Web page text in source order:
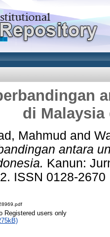
di Malaysia
Mahmud and
antara
Kanun:
ISSN 0128-2670
Registered users only